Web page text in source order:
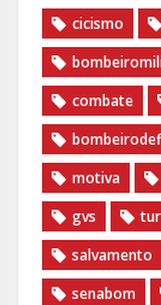
cicismo
combate
motiva
gvs
salvamento
senabom